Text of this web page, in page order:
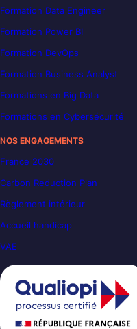
Formation Data Engineer
Formation Power BI
Formation DevOps
Formation Business Analyst
Formations en Big Data
Formations en Cybersécurité
NOS ENGAGEMENTS
France 2030
Carbon Reduction Plan
Règlement intérieur
Accueil handicap
VAE